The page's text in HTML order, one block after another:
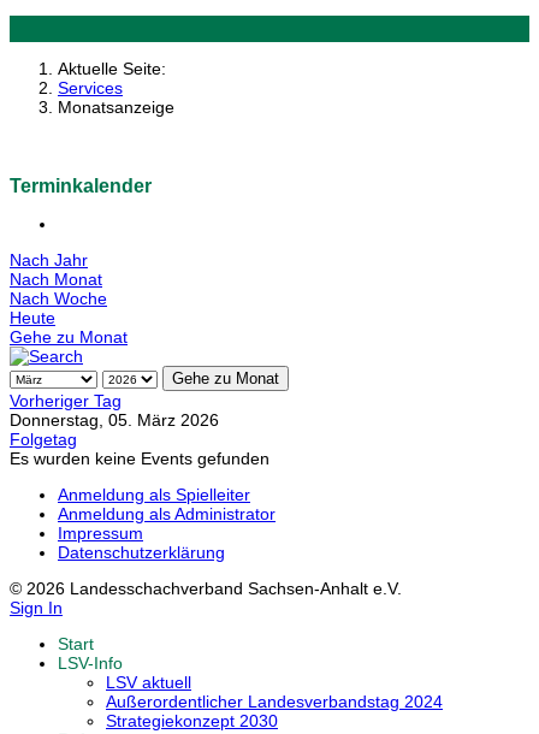
Aktuelle Seite:
Services
Monatsanzeige
Terminkalender
Nach Jahr
Nach Monat
Nach Woche
Heute
Gehe zu Monat
Gehe zu Monat
Vorheriger Tag
Donnerstag, 05. März 2026
Folgetag
Es wurden keine Events gefunden
Anmeldung als Spielleiter
Anmeldung als Administrator
Impressum
Datenschutzerklärung
© 2026 Landesschachverband Sachsen-Anhalt e.V.
Sign In
Start
LSV-Info
LSV aktuell
Außerordentlicher Landesverbandstag 2024
Strategiekonzept 2030